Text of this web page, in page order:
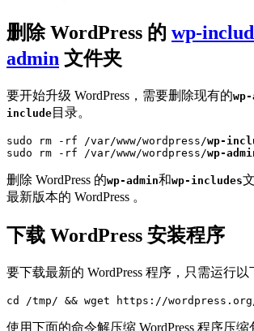
删除 WordPress 的 wp-
admin 文件夹
要开始升级 WordPress，需要删除现有的
include 目录。
sudo rm -rf /var/www/wordpress/wp-
sudo rm -rf /var/www/wordpress/wp-
删除 WordPress 的wp-admin和wp-includes
最新版本的 WordPress 。
下载 WordPress 安装程序
要下载最新的 WordPress 程序，只需运行以
cd /tmp/ && wget https://
使用下面的命令解压缩 WordPress 程序压缩